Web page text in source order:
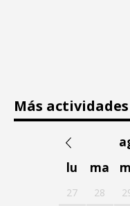
Más actividades
lu
ma
27 28